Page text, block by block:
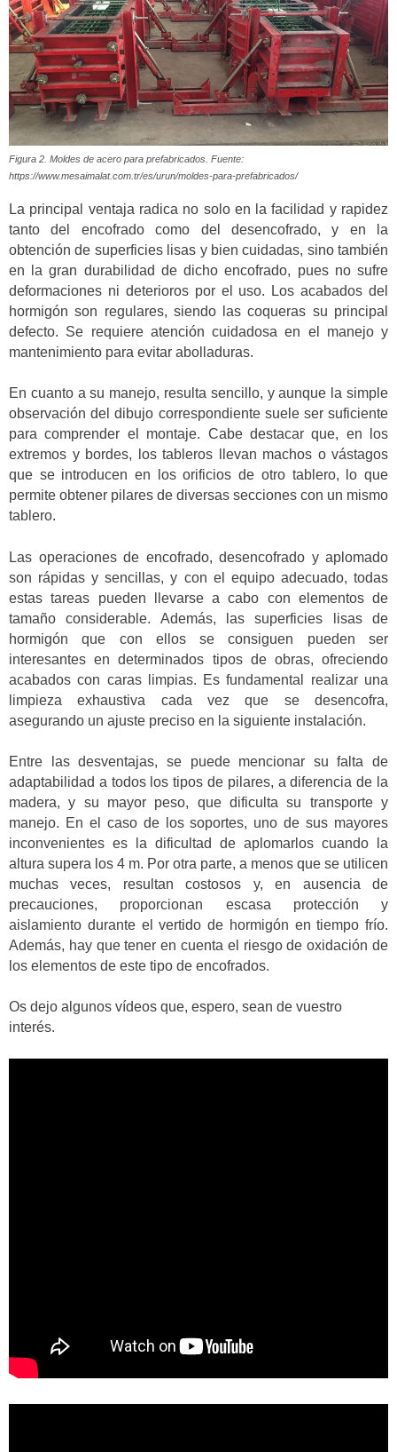
Figura 2. Moldes de acero para prefabricados. Fuente:
https://www.mesaimalat.com.tr/es/urun/moldes-para-prefabricados/
La principal ventaja radica no solo en la facilidad y rapidez
tanto del encofrado como del desencofrado, y en la
obtención de superficies lisas y bien cuidadas, sino también
en la gran durabilidad de dicho encofrado, pues no sufre
deformaciones ni deterioros por el uso. Los acabados del
hormigón son regulares, siendo las coqueras su principal
defecto. Se requiere atención cuidadosa en el manejo y
mantenimiento para evitar abolladuras.
En cuanto a su manejo, resulta sencillo, y aunque la simple
observación del dibujo correspondiente suele ser suficiente
para comprender el montaje. Cabe destacar que, en los
extremos y bordes, los tableros llevan machos o vástagos
que se introducen en los orificios de otro tablero, lo que
permite obtener pilares de diversas secciones con un mismo
tablero.
Las operaciones de encofrado, desencofrado y aplomado
son rápidas y sencillas, y con el equipo adecuado, todas
estas tareas pueden llevarse a cabo con elementos de
tamaño considerable. Además, las superficies lisas de
hormigón que con ellos se consiguen pueden ser
interesantes en determinados tipos de obras, ofreciendo
acabados con caras limpias. Es fundamental realizar una
limpieza exhaustiva cada vez que se desencofra,
asegurando un ajuste preciso en la siguiente instalación.
Entre las desventajas, se puede mencionar su falta de
adaptabilidad a todos los tipos de pilares, a diferencia de la
madera, y su mayor peso, que dificulta su transporte y
manejo. En el caso de los soportes, uno de sus mayores
inconvenientes es la dificultad de aplomarlos cuando la
altura supera los 4 m. Por otra parte, a menos que se utilicen
muchas veces, resultan costosos y, en ausencia de
precauciones, proporcionan escasa protección y
aislamiento durante el vertido de hormigón en tiempo frío.
Además, hay que tener en cuenta el riesgo de oxidación de
los elementos de este tipo de encofrados.
Os dejo algunos vídeos que, espero, sean de vuestro
interés.